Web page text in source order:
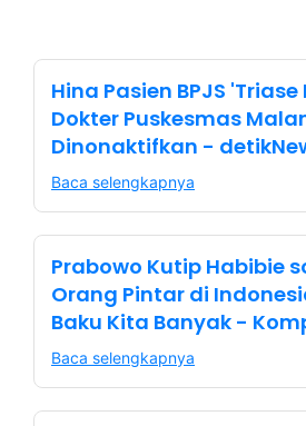
Hina Pasien BPJS
Dokter Puskesmas
Dinonaktifkan -
Baca selengkapnya
Prabowo Kutip Habibie
Orang Pintar di
Baku Kita Banyak -
Baca selengkapnya